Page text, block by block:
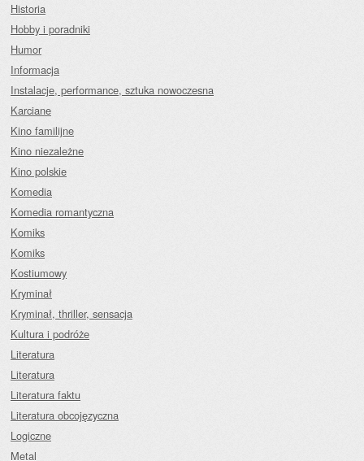
Historia
Hobby i poradniki
Humor
Informacja
Instalacje, performance, sztuka nowoczesna
Karciane
Kino familijne
Kino niezależne
Kino polskie
Komedia
Komedia romantyczna
Komiks
Komiks
Kostiumowy
Kryminał
Kryminał, thriller, sensacja
Kultura i podróże
Literatura
Literatura
Literatura faktu
Literatura obcojęzyczna
Logiczne
Metal